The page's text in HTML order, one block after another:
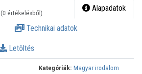
(0 értékelésből) Alapadatok
Technikai adatok
Letöltés
Kategóriák: Magyar irodalom